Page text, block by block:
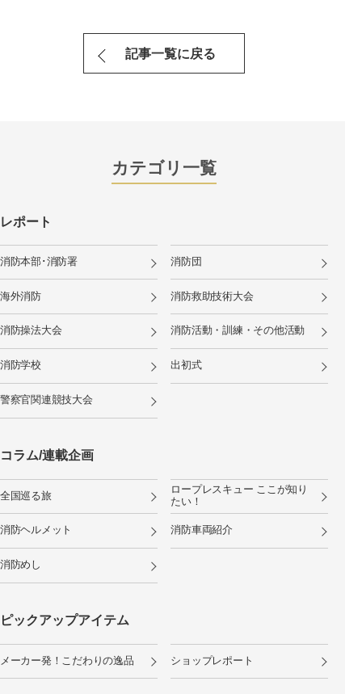
記事一覧に戻る
カテゴリ一覧
レポート
消防本部･消防署 消防団
海外消防 消防救助技術大会
消防操法大会 消防活動・訓練・その他活動
消防学校 出初式
警察官関連競技大会
コラム/連載企画
全国巡る旅
ロープレスキュー ここが知り
たい！
消防ヘルメット 消防車両紹介
消防めし
ピックアップアイテム
メーカー発！こだわりの逸品 ショップレポート